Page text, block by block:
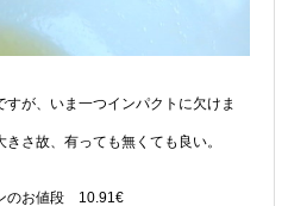
が、いま一つインパクトに欠けま
さ故、有っても無くても良い。
のお値段 10.91€